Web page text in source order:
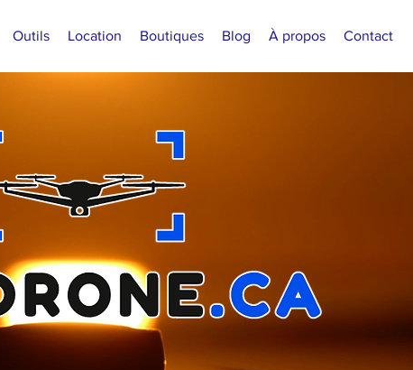
Outils Location Boutiques Blog À propos Contact